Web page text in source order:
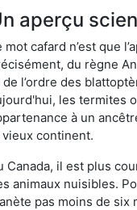
aperçu
mot cafard n’est que
du règne
de l’ordre des
les termites
à un
vieux continent.
Canada, il est plus
animaux nuisibles.
pas moins de